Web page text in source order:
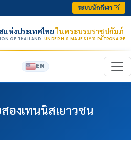
ระบบนักกีฬา
แห่งประเทศไทยในพระบรมราชูปถัมภ์
OF THAILAND · UNDER HIS MAJESTY’S PATRONAGE
EN
องเทนนิสเยาวชน